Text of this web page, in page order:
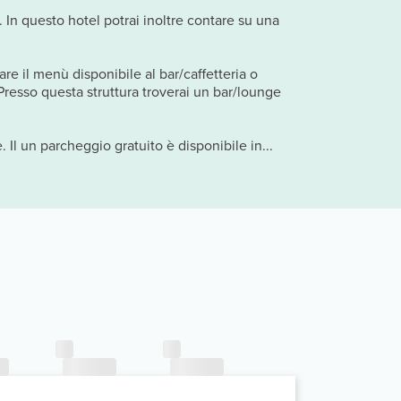
questo hotel potrai inoltre contare su una
il menù disponibile al bar/caffetteria o
questa struttura troverai un bar/lounge
Il un parcheggio gratuito è disponibile in...